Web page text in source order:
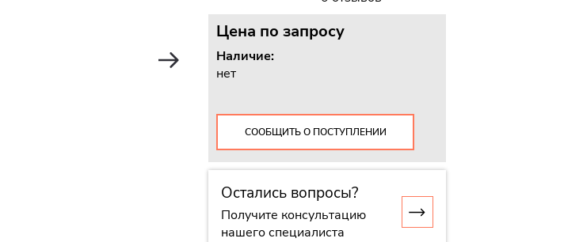
Цена по запросу
Наличие:
нет
СООБЩИТЬ О ПОСТУПЛЕНИИ
Остались вопросы?
Получите консультацию
нашего специалиста